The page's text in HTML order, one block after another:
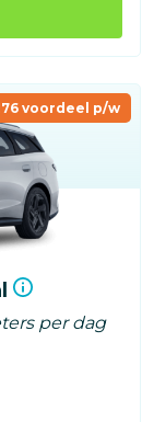
voordeel p/w
per dag